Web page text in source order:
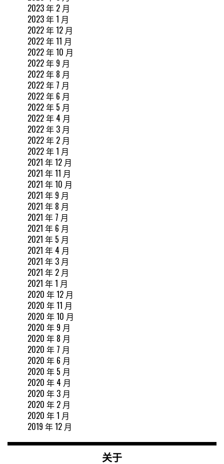
2023 年 2 月
2023 年 1 月
2022 年 12 月
2022 年 11 月
2022 年 10 月
2022 年 9 月
2022 年 8 月
2022 年 7 月
2022 年 6 月
2022 年 5 月
2022 年 4 月
2022 年 3 月
2022 年 2 月
2022 年 1 月
2021 年 12 月
2021 年 11 月
2021 年 10 月
2021 年 9 月
2021 年 8 月
2021 年 7 月
2021 年 6 月
2021 年 5 月
2021 年 4 月
2021 年 3 月
2021 年 2 月
2021 年 1 月
2020 年 12 月
2020 年 11 月
2020 年 10 月
2020 年 9 月
2020 年 8 月
2020 年 7 月
2020 年 6 月
2020 年 5 月
2020 年 4 月
2020 年 3 月
2020 年 2 月
2020 年 1 月
2019 年 12 月
关于